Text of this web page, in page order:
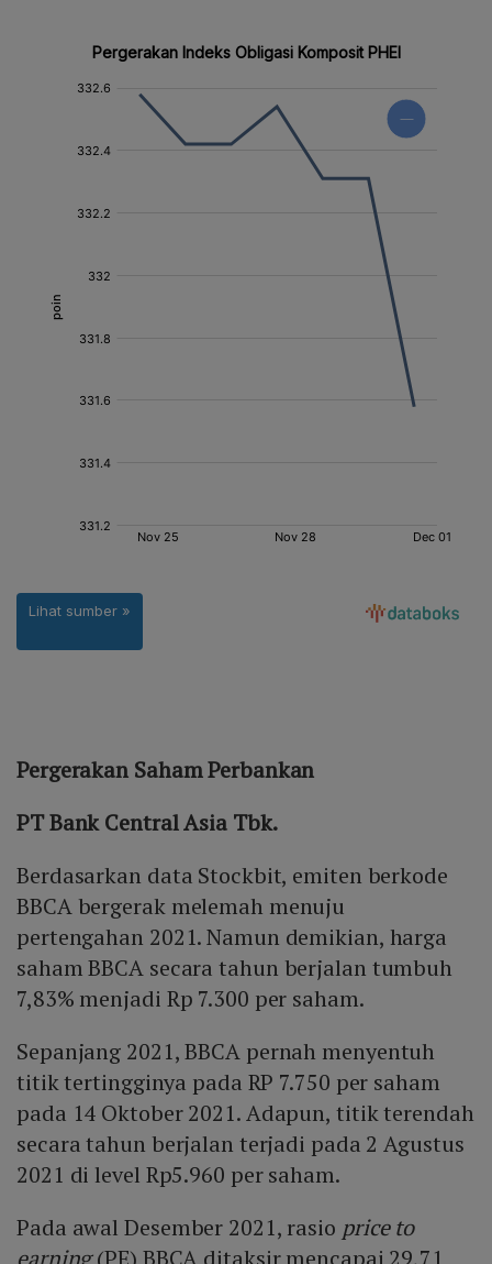
Pergerakan Saham Perbankan
PT Bank Central Asia Tbk.
Berdasarkan data Stockbit, emiten berkode
BBCA bergerak melemah menuju
pertengahan 2021. Namun demikian, harga
saham BBCA secara tahun berjalan tumbuh
7,83% menjadi Rp 7.300 per saham.
Sepanjang 2021, BBCA pernah menyentuh
titik tertingginya pada RP 7.750 per saham
pada 14 Oktober 2021. Adapun, titik terendah
secara tahun berjalan terjadi pada 2 Agustus
2021 di level Rp5.960 per saham.
Pada awal Desember 2021, rasio price to